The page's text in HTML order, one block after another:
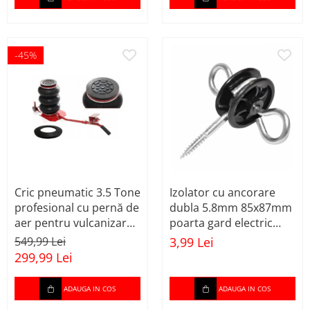
Prese
Suport motor
Testere / masuratoare
Traversa echilibrare / adaptor
ridcare
Accesorii pneumatice
Aparat gaurit / ciocan
Aparat gresat
Aparat sablat curatat
Aparate tencuit
-45%
Cric pneumatic 3.5 Tone
profesional cu pernă de
aer pentru vulcanizare
(KD470)
549,99 Lei
299,99 Lei
ADAUGA IN COS
Izolator cu ancorare
dubla 5.8mm 85x87mm
poarta gard electric
M87Z673 DISBY77
(BK87661)
3,99 Lei
ADAUGA IN COS